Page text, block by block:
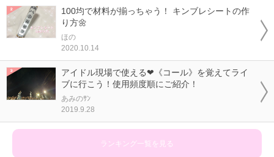
100均で材料が揃っちゃう！ キンブレシートの作
り方🌼
ほの
2020.10.14
アイドル現場で使える❤《コール》を覚えてライ
ブに行こう！使用頻度順にご紹介！
あみのｻﾝ
2019.9.28
ランキング一覧を見る